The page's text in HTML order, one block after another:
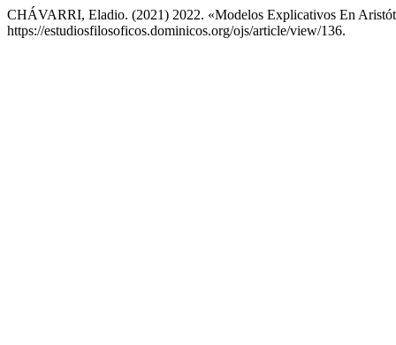
CHÁVARRI, Eladio. (2021) 2022. «Modelos Explicativos En
https://estudiosfilosoficos.dominicos.org/ojs/article/view/136.